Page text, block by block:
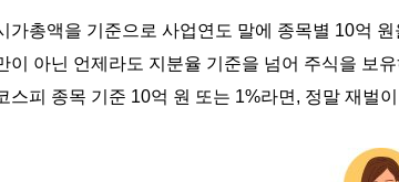
가총액을 기준으로 사업연도 말에 종목별 10억 원
이
아닌 언제라도 지분율 기준을 넘어 주식을 보
스피 종목 기준 10억 원 또는 1%라면 , 정말 재벌이